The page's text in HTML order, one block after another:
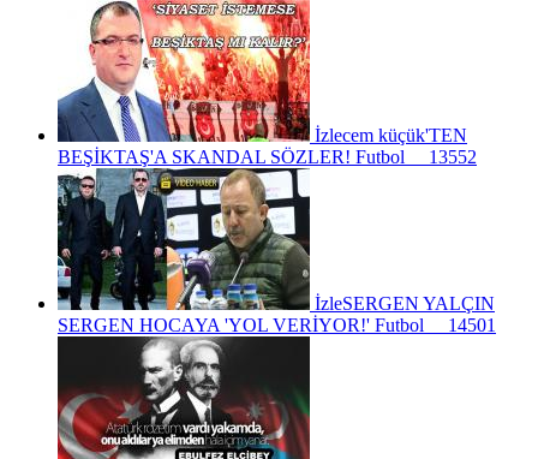
İzlecem küçük'TEN
BEŞİKTAŞ'A SKANDAL SÖZLER! Futbol 13552
İzleSERGEN YALÇIN
SERGEN HOCAYA 'YOL VERİYOR!' Futbol 14501